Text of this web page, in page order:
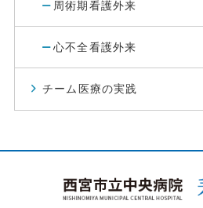
周術期看護外来
心不全看護外来
チーム医療の実践